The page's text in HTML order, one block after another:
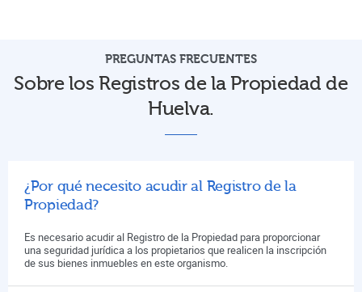
PREGUNTAS FRECUENTES
Sobre los Registros de la Propiedad de
Huelva.
¿Por qué necesito acudir al Registro de la
Propiedad?
Es necesario acudir al Registro de la Propiedad para proporcionar
una seguridad jurídica a los propietarios que realicen la inscripción
de sus bienes inmuebles en este organismo.